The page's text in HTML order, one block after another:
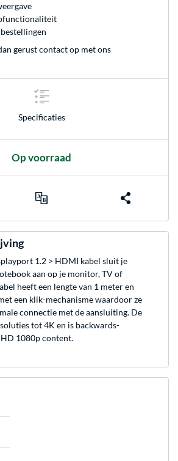
gerust contact op met ons
Specificaties
Op voorraad
1.2 > HDMI kabel sluit je
aan op je monitor, TV of
heeft een lengte van 1 meter en
een klik-mechanisme waardoor ze
connectie met de aansluiting. De
tot 4K en is backwards-
1080p content.